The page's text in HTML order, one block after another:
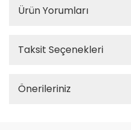
Ürün Yorumları
Taksit Seçenekleri
Önerileriniz